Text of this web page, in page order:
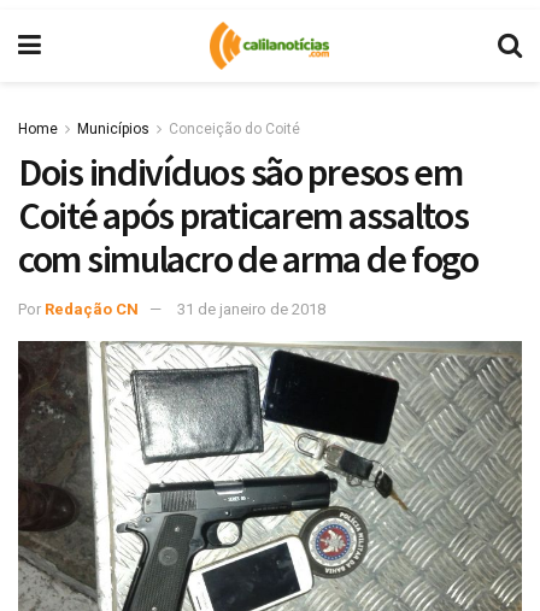
Home Municípios Conceição do Coité
Dois indivíduos são presos em
Coité após praticarem assaltos
com simulacro de arma de fogo
Por Redação CN 31 de janeiro de 2018